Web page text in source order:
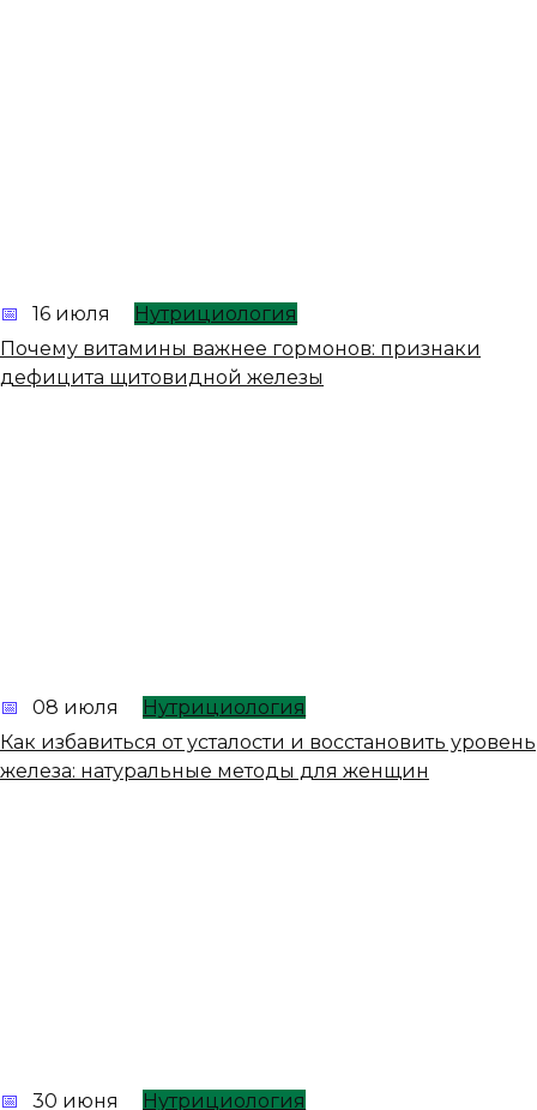
16 июля
Нутрициология
Почему витамины важнее гормонов: признаки
дефицита щитовидной железы
08 июля
Нутрициология
Как избавиться от усталости и восстановить уровень
железа: натуральные методы для женщин
30 июня Нутрициология